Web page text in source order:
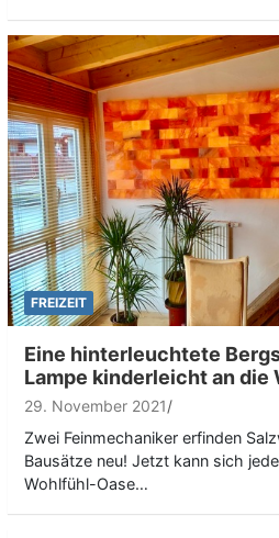
FREIZEIT
Eine hinterleuchtete
Lampe kinderleicht an die
29. November 2021
Zwei Feinmechaniker erfinden
Bausätze neu! Jetzt kann sich
Wohlfühl-Oase…